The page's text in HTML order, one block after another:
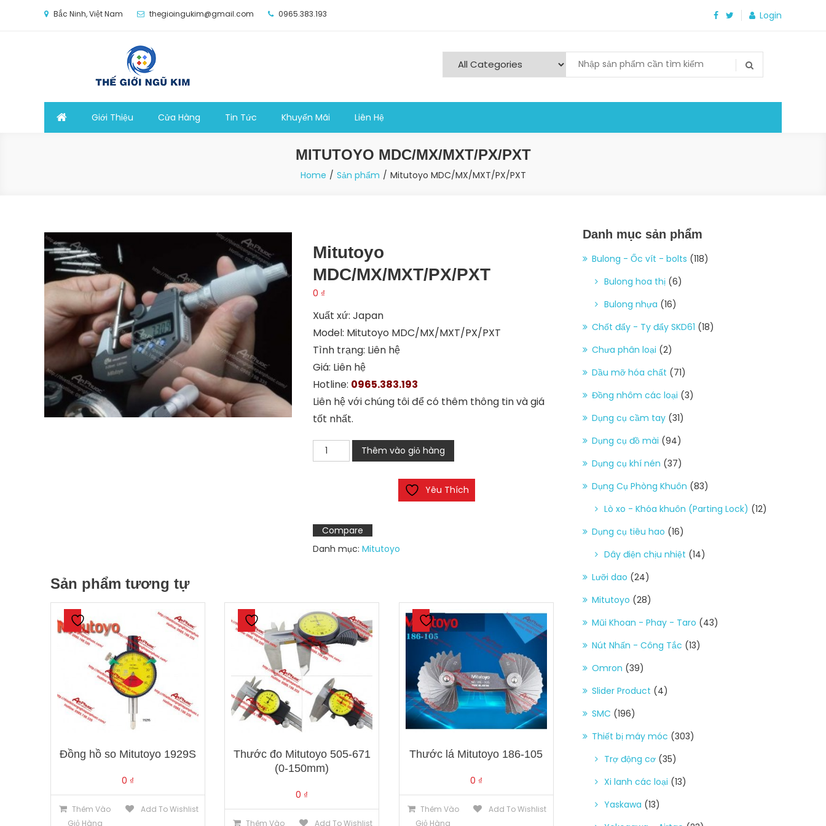
Bắc Ninh, Việt Nam thegioingukim@gmail.com 0965.383.193 Login
Thế Giới Ngũ Kim
Giới Thiệu Cửa Hàng Tin Tức Khuyến Mãi Liên Hệ
MITUTOYO MDC/MX/MXT/PX/PXT
Home Sản phẩm Mitutoyo MDC/MX/MXT/PX/PXT
Mitutoyo
MDC/MX/MXT/PX/PXT
0 ₫
Xuất xứ: Japan
Model: Mitutoyo MDC/MX/MXT/PX/PXT
Tình trạng: Liên hệ
Giá: Liên hệ
Hotline: 0965.383.193
Liên hệ với chúng tôi để có thêm thông tin và giá
tốt nhất.
Mitutoyo
MDC/MX/MXT/PX/PXT
Thêm vào giỏ hàng
Yêu Thích
Compare
Danh mục: Mitutoyo
Sản phẩm tương tự
Đồng hồ so Mitutoyo 1929S
0 ₫
Thêm Vào
Giỏ Hàng
Add To Wishlist
Thước đo Mitutoyo 505-671
(0-150mm)
0 ₫
Thêm Vào Add To Wishlist
Thước lá Mitutoyo 186-105
0 ₫
Thêm Vào
Giỏ Hàng
Add To Wishlist
Danh mục sản phẩm
Bulong - Ốc vít - bolts (118)
Bulong hoa thị (6)
Bulong nhựa (16)
Chốt đẩy - Ty đẩy SKD61 (18)
Chưa phân loại (2)
Dầu mỡ hóa chất (71)
Đồng nhôm các loại (3)
Dụng cụ cầm tay (31)
Dụng cụ đồ mài (94)
Dụng cụ khí nén (37)
Dụng Cụ Phòng Khuôn (83)
Lò xo - Khóa khuôn (Parting Lock) (12)
Dụng cụ tiêu hao (16)
Dây điện chịu nhiệt (14)
Lưỡi dao (24)
Mitutoyo (28)
Mũi Khoan - Phay - Taro (43)
Nút Nhấn - Công Tắc (13)
Omron (39)
Slider Product (4)
SMC (196)
Thiết bị máy móc (303)
Trợ động cơ (35)
Xi lanh các loại (13)
Yaskawa (13)